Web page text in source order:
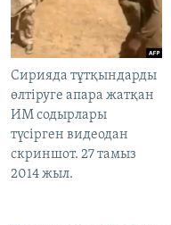
Сирияда тұтқындарды
өлтіруге апара жатқан
ИМ содырлары
түсірген видеодан
скриншот. 27 тамыз
2014 жыл.